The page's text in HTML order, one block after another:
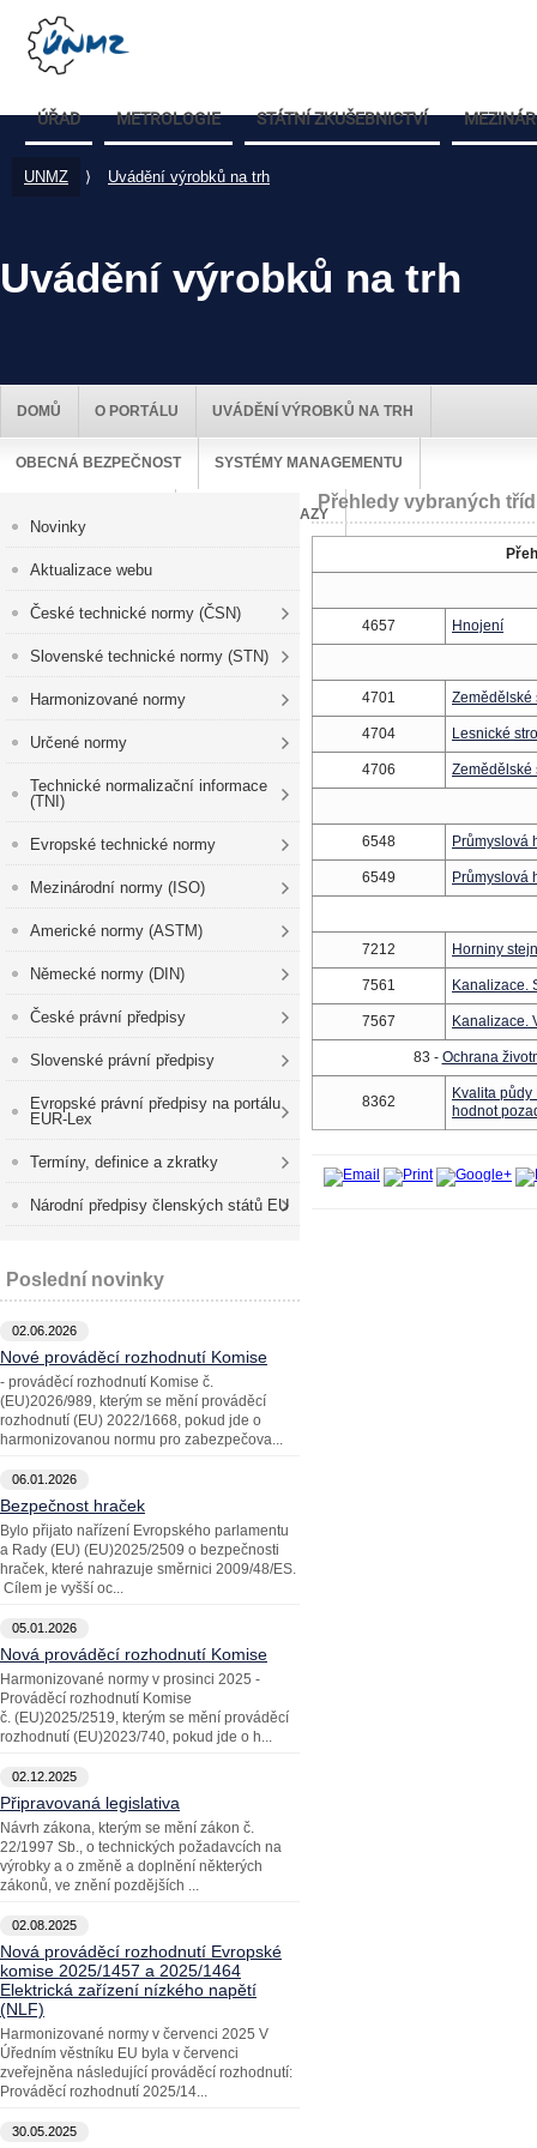
ÚŘAD METROLOGIE STÁTNÍ ZKUŠEBNICTVÍ
UNMZ ⟩ Uvádění výrobků na trh
Uvádění výrobků na trh
DOMŮ O PORTÁLU UVÁDĚNÍ VÝROBKŮ NA TRH
OBECNÁ BEZPEČNOST SYSTÉMY MANAGEMENTU
UŽITEČNÉ ODKAZY
Novinky
Aktualizace webu
České technické normy (ČSN)
Slovenské technické normy (STN)
Harmonizované normy
Určené normy
Technické normalizační informace
(TNI)
Evropské technické normy
Mezinárodní normy (ISO)
Americké normy (ASTM)
Německé normy (DIN)
České právní předpisy
Slovenské právní předpisy
Evropské právní předpisy na portálu
EUR-Lex
Termíny, definice a zkratky
Národní předpisy členských států EU
Poslední novinky
02.06.2026
Nové prováděcí rozhodnutí Komise
- prováděcí rozhodnutí Komise č.
(EU)2026/989, kterým se mění prováděcí
rozhodnutí (EU) 2022/1668, pokud jde o
harmonizovanou normu pro zabezpečova...
06.01.2026
Bezpečnost hraček
Bylo přijato nařízení Evropského parlamentu
a Rady (EU) (EU)2025/2509 o bezpečnosti
hraček, které nahrazuje směrnici 2009/48/ES.
Cílem je vyšší oc...
05.01.2026
Nová prováděcí rozhodnutí Komise
Harmonizované normy v prosinci 2025 -
Prováděcí rozhodnutí Komise
č. (EU)2025/2519, kterým se mění prováděcí
rozhodnutí (EU)2023/740, pokud jde o h...
02.12.2025
Připravovaná legislativa
Návrh zákona, kterým se mění zákon č.
22/1997 Sb., o technických požadavcích na
výrobky a o změně a doplnění některých
zákonů, ve znění pozdějších ...
02.08.2025
Nová prováděcí rozhodnutí Evropské
komise 2025/1457 a 2025/1464
Elektrická zařízení nízkého napětí
(NLF)
Harmonizované normy v červenci 2025 V
Úředním věstníku EU byla v červenci
zveřejněna následující prováděcí rozhodnutí:
Prováděcí rozhodnutí 2025/14...
30.05.2025
Přehledy vybraných
4657 Hnojení
4701 Zemědělské
4704 Lesnické
4706 Zemědělské
6548 Průmyslová
6549 Průmyslová
7212 Horniny
7561 Kanalizace.
7567 Kanalizace.
83 - Ochrana
8362
Kvalita
hodnot